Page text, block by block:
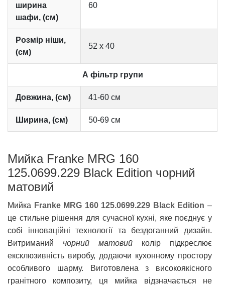
ширина
шафи, (см)
60
Розмір ніши,
(см)
52 х 40
А фільтр групи
Довжина, (см) 41-60 см
Ширина, (см) 50-69 см
Мийка Franke MRG 160
125.0699.229 Black Edition чорний
матовий
Мийка Franke MRG 160 125.0699.229 Black Edition –
це стильне рішення для сучасної кухні, яке поєднує у
собі інноваційні технології та бездоганний дизайн.
Витриманий чорний матовий колір підкреслює
ексклюзивність виробу, додаючи кухонному простору
особливого шарму. Виготовлена з високоякісного
гранітного композиту, ця мийка відзначається не